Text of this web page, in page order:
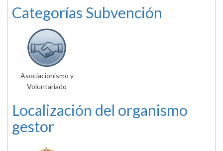
Categorías Subvención
Asociacionismo y
Voluntariado
Localización del organismo
gestor